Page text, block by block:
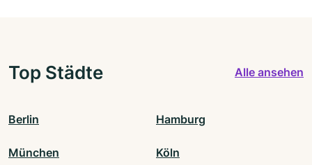
Top Städte Alle ansehen
Berlin Hamburg
München Köln